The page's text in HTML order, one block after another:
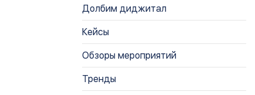
Долбим диджитал
Кейсы
Обзоры мероприятий
Тренды